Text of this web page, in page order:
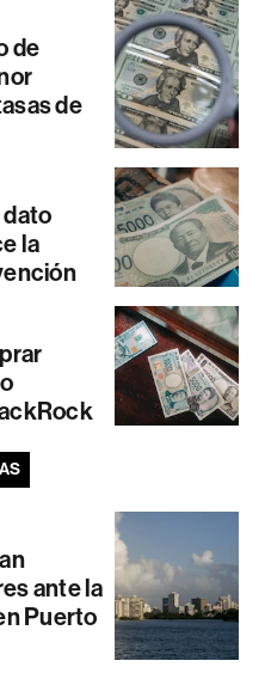
de
de
dato
la
ante la
Puerto